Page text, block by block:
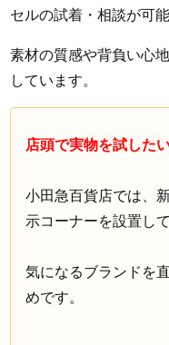
セルの試着・相談が可能
素材の質感や背負い心
しています。
店頭で実物を試した
小田急百貨店では、
示コーナーを設置して
気になるブランドを
めです。